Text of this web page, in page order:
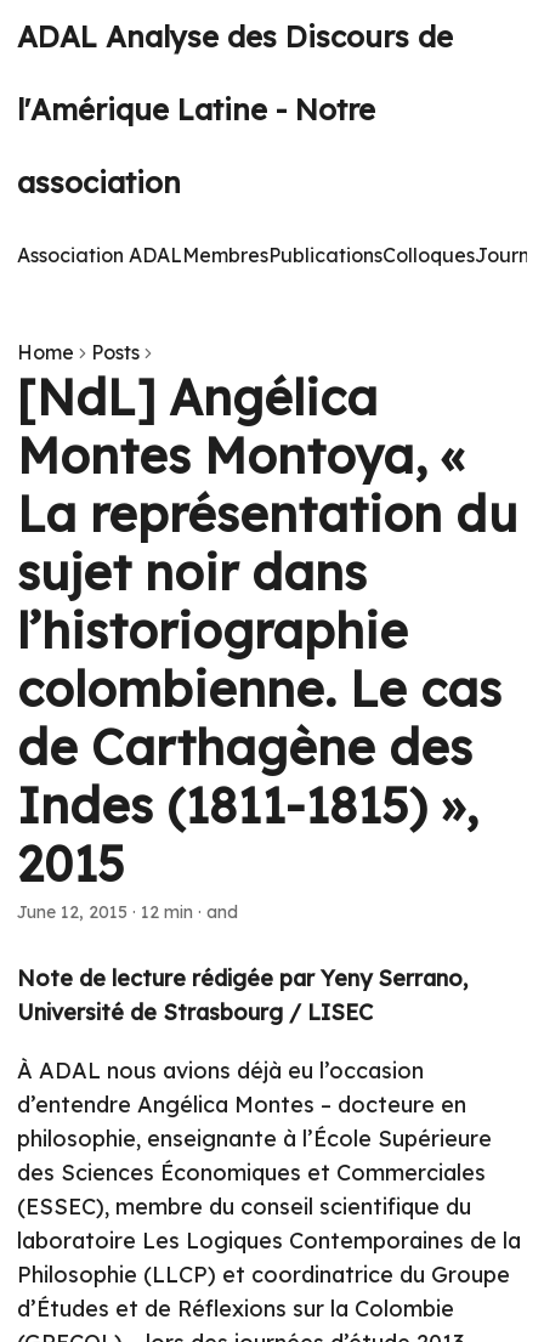
ADAL Analyse des Discours de
l'Amérique Latine - Notre
association
Association ADALMembresPublicationsColloques
Home Posts
[NdL] Angélica
Montes Montoya, «
La représentation du
sujet noir dans
l’historiographie
colombienne. Le cas
de Carthagène des
Indes (1811-1815) »,
2015
June 12, 2015 · 12 min · and
Note de lecture rédigée par Yeny Serrano,
Université de Strasbourg / LISEC
À ADAL nous avions déjà eu l’occasion
d’entendre Angélica Montes – docteure en
philosophie, enseignante à l’École Supérieure
des Sciences Économiques et Commerciales
(ESSEC), membre du conseil scientifique du
laboratoire Les Logiques Contemporaines de la
Philosophie (LLCP) et coordinatrice du Groupe
d’Études et de Réflexions sur la Colombie